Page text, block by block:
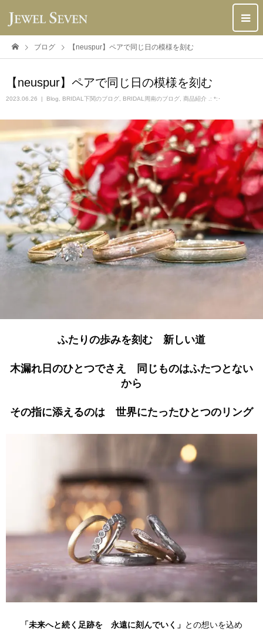
ブログ 【neuspur】ペアで同じ日の模様を刻む
【neuspur】ペアで同じ日の模様を刻む
2023.06.26 Blog BRIDAL下関のブログ BRIDAL周南のブログ 商品紹介 .: *:･
ふたりの歩みを刻む 新しい道
木漏れ日のひとつでさえ 同じものはふたつとない
から
その指に添えるのは 世界にたったひとつのリング
「未来へと続く足跡を 永遠に刻んでいく」 との想いを込め